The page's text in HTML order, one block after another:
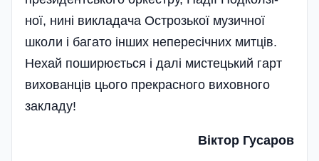
ної, нині викладача Острозької музичної
школи і багато інших непересічних митців.
Нехай поширюється і далі мистецький гарт
вихованців цього прекрасного виховного
закладу!
Віктор Гусаров